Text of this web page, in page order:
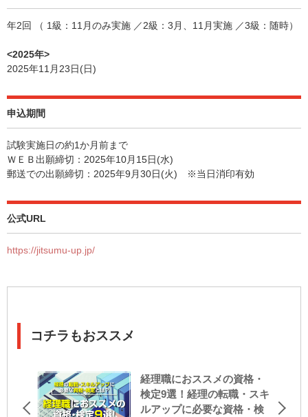
年2回 （ 1級：11月のみ実施 ／2級：3月、11月実施 ／3級：随時）
<2025年>
2025年11月23日(日)
申込期間
試験実施日の約1か月前まで
ＷＥＢ出願締切：2025年10月15日(水)
郵送での出願締切：2025年9月30日(火) ※当日消印有効
公式URL
https://jitsumu-up.jp/
コチラもおススメ
経理職におススメの資格・
検定9選！経理の転職・スキ
ルアップに必要な資格・検